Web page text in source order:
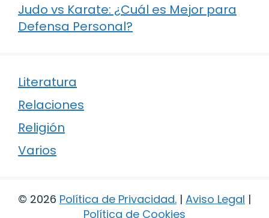
Judo vs Karate: ¿Cuál es Mejor para
Defensa Personal?
Literatura
Relaciones
Religión
Varios
© 2026 Política de Privacidad. | Aviso Legal |
Política de Cookies